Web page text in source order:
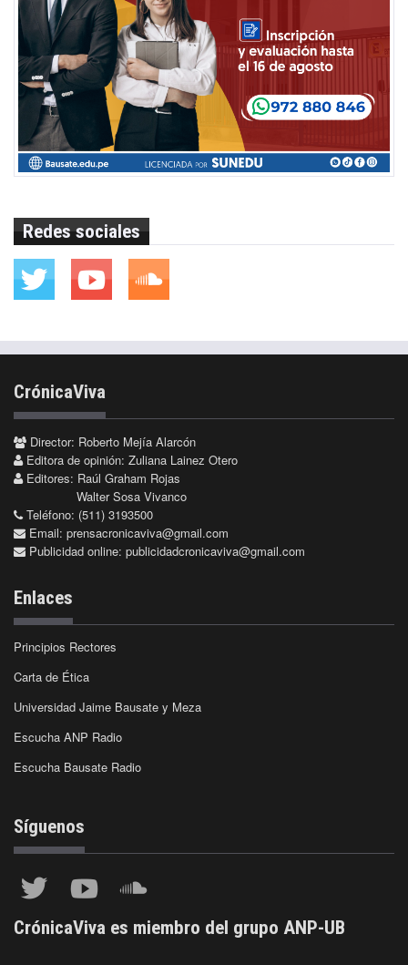
Redes sociales
CrónicaViva
Director: Roberto Mejía Alarcón
Editora de opinión: Zuliana Lainez Otero
Editores: Raúl Graham Rojas
Walter Sosa Vivanco
Teléfono: (511) 3193500
Email: prensacronicaviva@gmail.com
Publicidad online: publicidadcronicaviva@gmail.com
Enlaces
Principios Rectores
Carta de Ética
Universidad Jaime Bausate y Meza
Escucha ANP Radio
Escucha Bausate Radio
Síguenos
CrónicaViva es miembro del grupo ANP-UB